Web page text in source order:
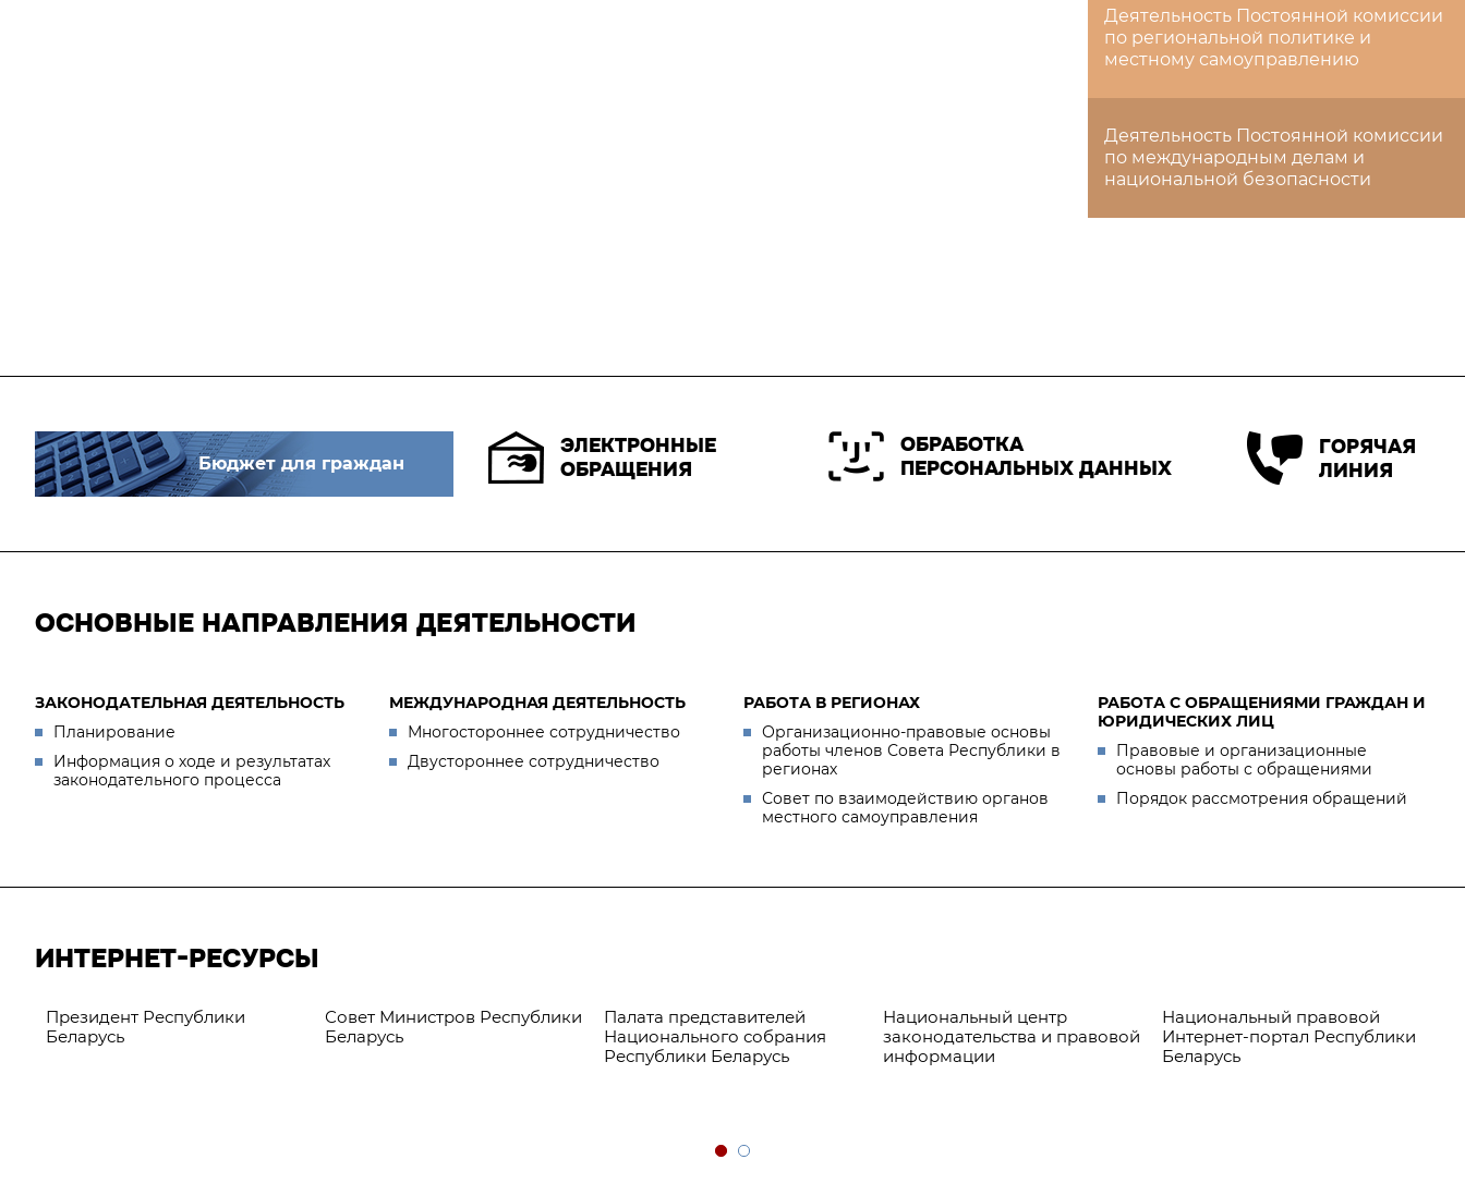
Деятельность Постоянной комиссии
по региональной политике и
местному самоуправлению
Деятельность Постоянной комиссии
по международным делам и
национальной безопасности
Бюджет для граждан
ЭЛЕКТРОННЫЕ
ОБРАЩЕНИЯ
ОБРАБОТКА
ПЕРСОНАЛЬНЫХ ДАННЫХ
ГОРЯЧАЯ
ЛИНИЯ
ОСНОВНЫЕ НАПРАВЛЕНИЯ ДЕЯТЕЛЬНОСТИ
ЗАКОНОДАТЕЛЬНАЯ ДЕЯТЕЛЬНОСТЬ
Планирование
Информация о ходе и результатах
законодательного процесса
МЕЖДУНАРОДНАЯ ДЕЯТЕЛЬНОСТЬ
Многостороннее сотрудничество
Двустороннее сотрудничество
РАБОТА В РЕГИОНАХ
Организационно-правовые основы
работы членов Совета Республики в
регионах
Совет по взаимодействию органов
местного самоуправления
РАБОТА С ОБРАЩЕНИЯМИ ГРАЖДАН И
ЮРИДИЧЕСКИХ ЛИЦ
Правовые и организационные
основы работы с обращениями
Порядок рассмотрения обращений
ИНТЕРНЕТ-РЕСУРСЫ
Президент Республики
Беларусь
Совет Министров Республики
Беларусь
Палата представителей
Национального собрания
Республики Беларусь
Национальный центр
законодательства и правовой
информации
Национальный правовой
Интернет-портал Республики
Беларусь